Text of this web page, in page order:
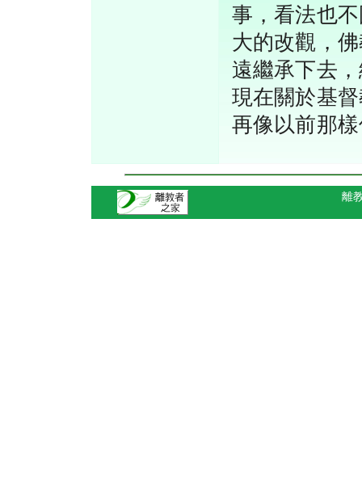
事，看法也
大的改觀，
遠繼承下去
現在關於基
再像以前那
離